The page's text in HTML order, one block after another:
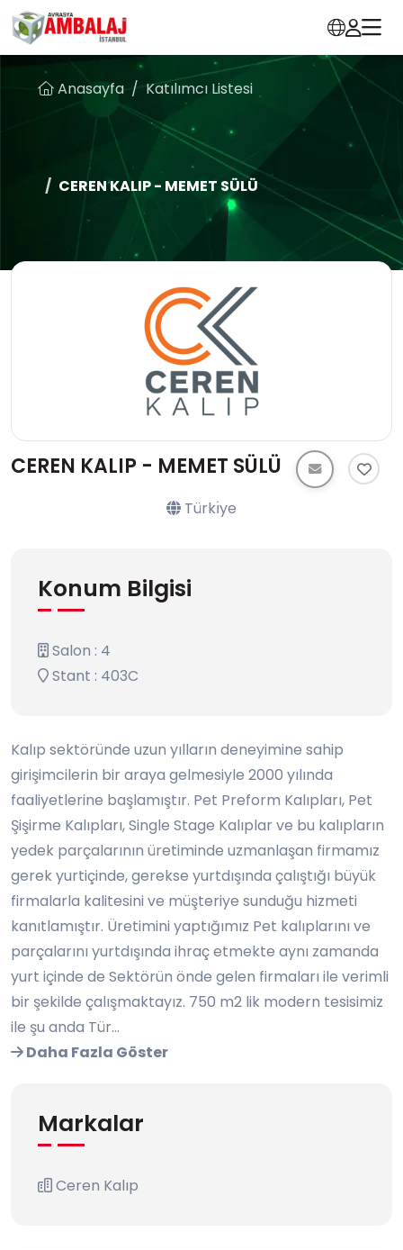
Anasayfa Katılımcı Listesi
CEREN KALIP - MEMET SÜLÜ
CEREN KALIP - MEMET SÜLÜ
Türkı̇ye
Konum Bilgisi
Salon : 4
Stant : 403C
Kalıp sektöründe uzun yılların deneyimine sahip
girişimcilerin bir araya gelmesiyle 2000 yılında
faaliyetlerine başlamıştır. Pet Preform Kalıpları, Pet
Şişirme Kalıpları, Single Stage Kalıplar ve bu kalıpların
yedek parçalarının üretiminde uzmanlaşan firmamız
gerek yurtiçinde, gerekse yurtdışında çalıştığı büyük
firmalarla kalitesini ve müşteriye sunduğu hizmeti
kanıtlamıştır. Üretimini yaptığımız Pet kalıplarını ve
parçalarını yurtdışında ihraç etmekte aynı zamanda
yurt içinde de Sektörün önde gelen firmaları ile verimli
bir şekilde çalışmaktayız. 750 m2 lik modern tesisimiz
ile şu anda Tür...
Daha Fazla Göster
Markalar
Ceren Kalıp